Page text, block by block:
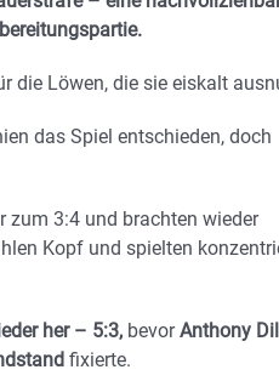
die Löwen, die sie eiskalt
das Spiel entschieden, doch
zum 3:4 und brachten wieder
Kopf und spielten
her – 5:3, bevorAnthony
fixierte.